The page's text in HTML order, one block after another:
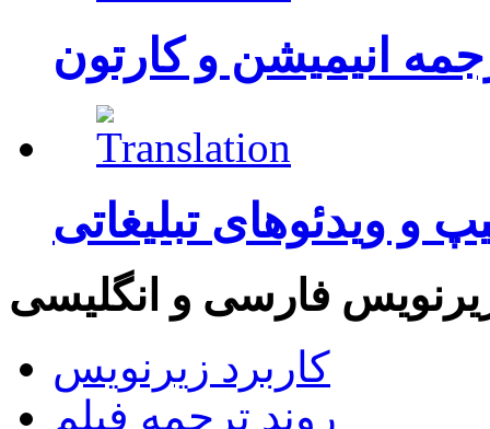
انیمیشن و کارتون
و ویدئوهای تبلیغاتی
فارسی و انگلیسی
کاربرد زیرنویس
روند ترجمه فیلم